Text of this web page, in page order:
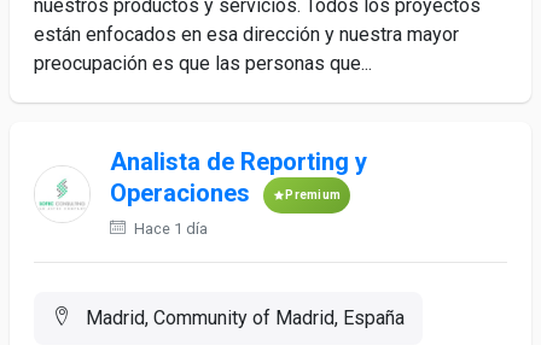
nuestros productos y servicios. Todos los proyectos
están enfocados en esa dirección y nuestra mayor
preocupación es que las personas que...
Analista de Reporting y
Operaciones
Premium
Hace 1 día
Madrid, Community of Madrid, España